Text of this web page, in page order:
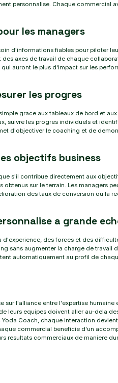
personnalise. Chaque commercial
les managers
d'informations fiables pour piloter
axes de travail de chaque
auront le plus d'impact sur les
les progres
grace aux tableaux de bord et
suivre les progres individuels et
d'objectiver le coaching et de
objectifs business
s'il contribue directement aux
obtenus sur le terrain. Les managers
des taux de conversion ou la
a grande
d'experience, des forces et des
sans augmenter la charge de travail
automatiquement au profil de
sur l'alliance entre l'expertise humaine
leurs equipes doivent aller au-dela
Coach, chaque interaction
commercial beneficie d'un
resultats commerciaux de maniere